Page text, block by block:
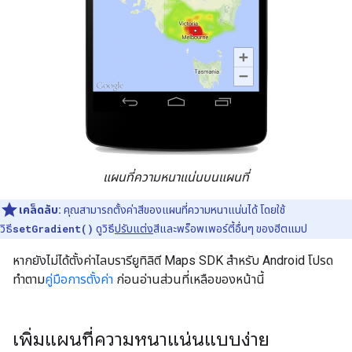
แผนที่ความหนาแน่นบนแผนที่
เคล็ดลับ: คุณสามารถตั้งค่าสีของแผนที่ความหนาแน่นได้ โดยใช้
วิธีsetGradient() ดูวิธีปรับแต่งสีและพร็อพเพอร์ตี้อื่นๆ ของฮีตแมป
หากยังไม่ได้ตั้งค่าไลบรารียูทิลิตี Maps SDK สำหรับ Android โปรด
ทำตามคู่มือการตั้งค่า ก่อนอ่านส่วนที่เหลือของหน้านี้
เพิ่มแผนที่ความหนาแน่นแบบง่าย